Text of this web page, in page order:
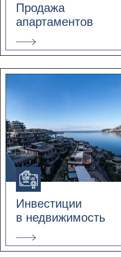
Продажа
апартаментов
Инвестиции
в недвижимость